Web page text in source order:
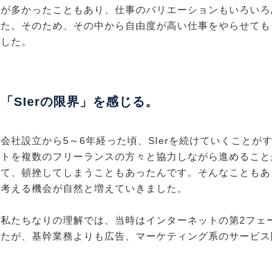
が多かったこともあり、仕事のバリエーションもいろいろ
た。そのため、その中から自由度が高い仕事をやらせても
した。
「SIerの限界」を感じる。
会社設立から5～6年経った頃、SIerを続けていくことが
トを複数のフリーランスの方々と協力しながら進めるこ
て、頓挫してしまうこともあったんです。そんなことも
考える機会が自然と増えていきました。
私たちなりの理解では、当時はインターネットの第2フ
たが、基幹業務よりも広告、マーケティング系のサービ